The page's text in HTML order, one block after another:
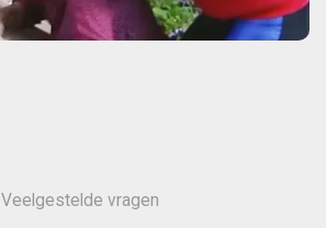
Veelgestelde vragen